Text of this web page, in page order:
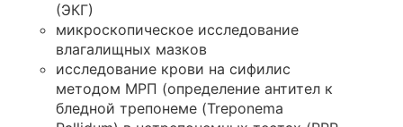
(ЭКГ)
микроскопическое исследование
влагалищных мазков
исследование крови на сифилис
методом МРП (определение антител к
бледной трепонеме (Treponema